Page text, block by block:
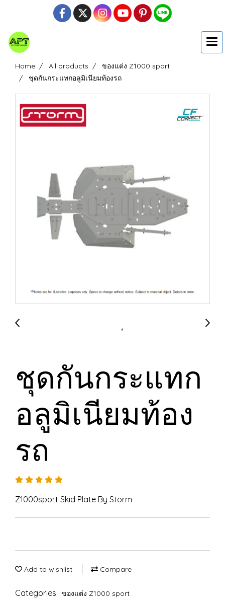
Home All products
ของแต่ง Z1000 sport
ชุดกันกระแทกอลูมิเนียมท้องรถ
ชุดกันกระแทก
อลูมิเนียมท้อง
รถ
Z1000sport Skid Plate By Storm
Add to wishlist Compare
Categories : ของแต่ง Z1000 sport